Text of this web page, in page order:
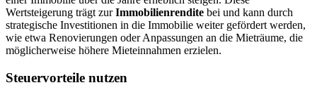
Wertsteigerung trägt zurImmobilienrendite bei und kann durch
strategische Investitionen in die Immobilie weiter gefördert werden,
wie etwa Renovierungen oder Anpassungen an die Mieträume, die
möglicherweise höhere Mieteinnahmen erzielen.
Steuervorteile nutzen